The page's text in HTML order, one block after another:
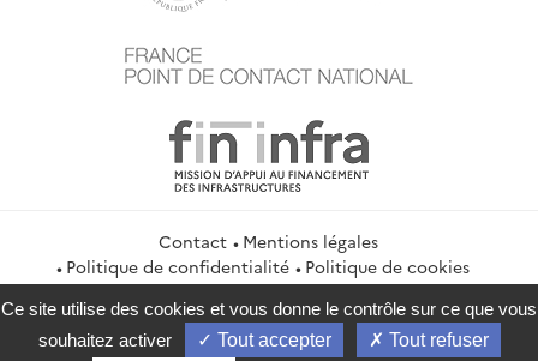
Contact
Mentions légales
Politique de confidentialité
Politique de cookies
Gestion des cookies
service-public.gouv.fr
legifrance.gouv.fr
info.gouv.fr
Ce site utilise des cookies et vous donne le contrôle sur ce que vous
souhaitez activer
Tout accepter Tout refuser